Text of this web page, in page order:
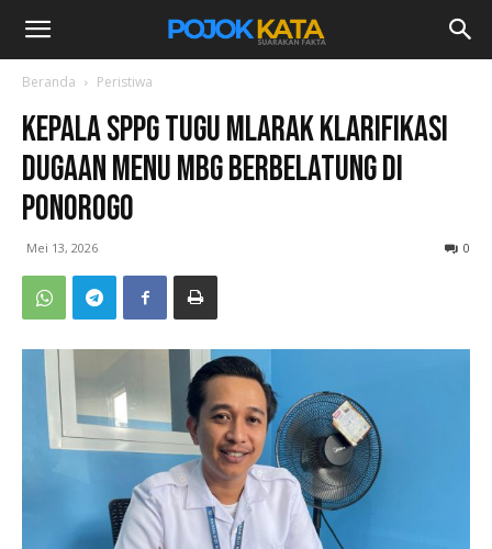
Beranda Peristiwa
Kepala SPPG Tugu Mlarak Klarifikasi
Dugaan Menu MBG Berbelatung di
Ponorogo
Mei 13, 2026 0